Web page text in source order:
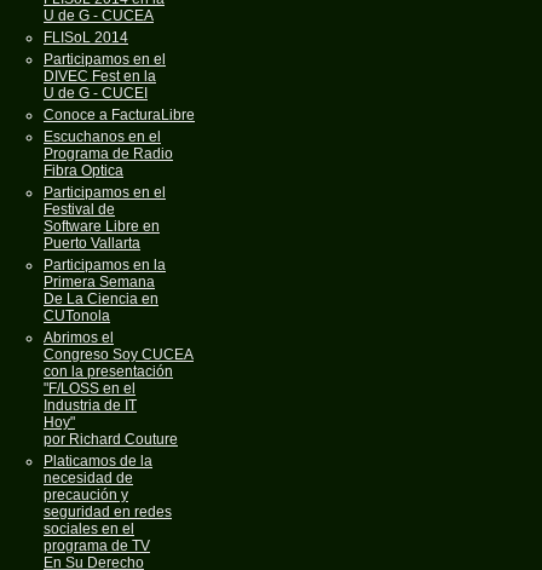
U de G - CUCEA
FLISoL 2014
Participamos en el
DIVEC Fest en la
U de G - CUCEI
Conoce a FacturaLibre
Escuchanos en el
Programa de Radio
Fibra Optica
Participamos en el
Festival de
Software Libre en
Puerto Vallarta
Participamos en la
Primera Semana
De La Ciencia en
CUTonola
Abrimos el
Congreso Soy CUCEA
con la presentación
"F/LOSS en el
Industria de IT
Hoy"
por Richard Couture
Platicamos de la
necesidad de
precaución y
seguridad en redes
sociales en el
programa de TV
En Su Derecho